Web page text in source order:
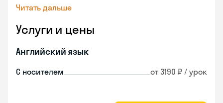
Читать дальше
Услуги и цены
Английский язык
С носителем от 3190 ₽ / урок